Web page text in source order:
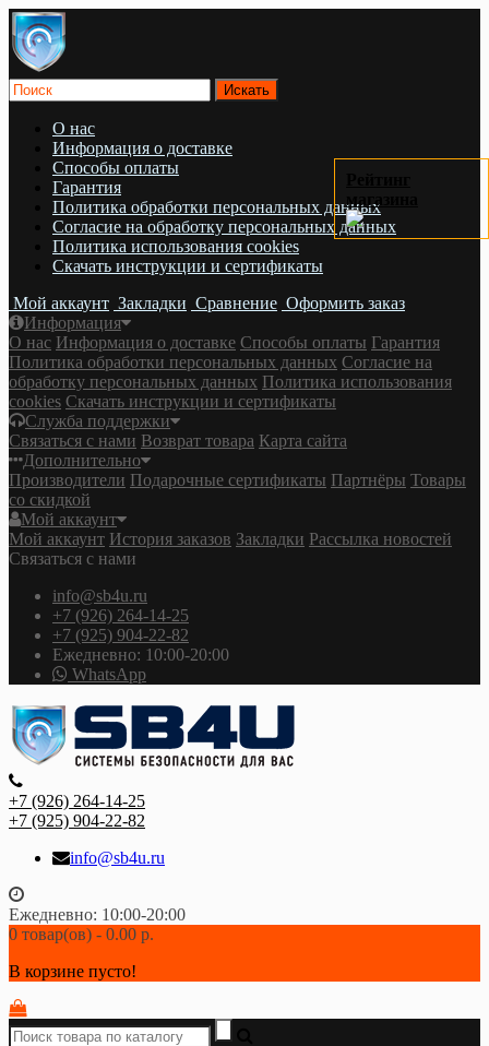
О нас
Информация о доставке
Cпособы оплаты
Гарантия
Политика обработки персональных данных
Согласие на обработку персональных данных
Политика использования cookies
Скачать инструкции и сертификаты
Мой аккаунт Закладки Сравнение Оформить заказ
Информация
О нас Информация о доставке Cпособы оплаты Гарантия
Политика обработки персональных данных Согласие на
обработку персональных данных Политика использования
cookies Скачать инструкции и сертификаты
Служба поддержки
Связаться с нами Возврат товара Карта сайта
Дополнительно
Производители Подарочные сертификаты Партнёры Товары
со скидкой
Мой аккаунт
Мой аккаунт История заказов Закладки Рассылка новостей
Связаться с нами
info@sb4u.ru
+7 (926) 264-14-25
+7 (925) 904-22-82
Ежедневно: 10:00-20:00
WhatsApp
+7 (926) 264-14-25
+7 (925) 904-22-82
info@sb4u.ru
Ежедневно: 10:00-20:00
0 товар(ов) - 0.00 р.
В корзине пусто!